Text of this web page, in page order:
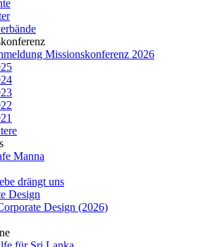
Missionskonferenz 2026
Manna
drängt uns
Design
Design (2026)